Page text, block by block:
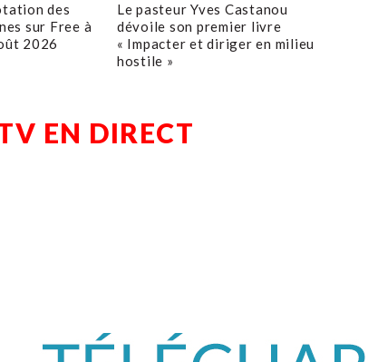
des
sur Free à
2026
Le pasteur Yves Castanou
dévoile son premier livre
« Impacter et diriger en milieu
hostile »
EN DIRECT